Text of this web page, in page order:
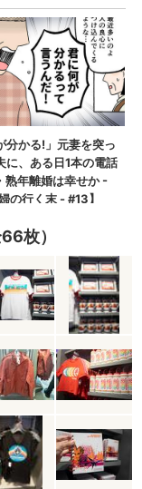
枚）